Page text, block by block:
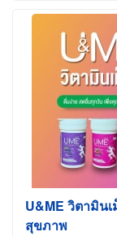
U&ME วิตามิน
สุขภาพ